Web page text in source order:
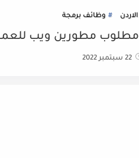
الاردن وظائف برمجة
مطلوب مطورين ويب
22 سبتمبر 2022